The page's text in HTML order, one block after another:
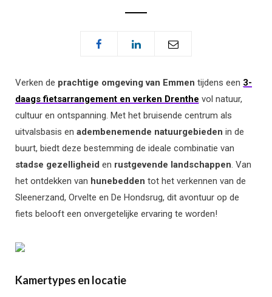
Verken de prachtige omgeving van Emmen tijdens een 3-
daags fietsarrangement en verken Drenthe vol natuur,
cultuur en ontspanning. Met het bruisende centrum als
uitvalsbasis en adembenemende natuurgebieden in de
buurt, biedt deze bestemming de ideale combinatie van
stadse gezelligheid en rustgevende landschappen. Van
het ontdekken van hunebedden tot het verkennen van de
Sleenerzand, Orvelte en De Hondsrug, dit avontuur op de
fiets belooft een onvergetelijke ervaring te worden!
Kamertypes en locatie